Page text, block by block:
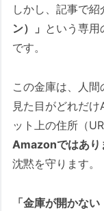
しかし、記事で紹
ン）」 という専
です。
この金庫は、人間
見た目がどれだ
ット上の住所（
Amazonではあり
沈黙を守ります。
「金庫が開かな